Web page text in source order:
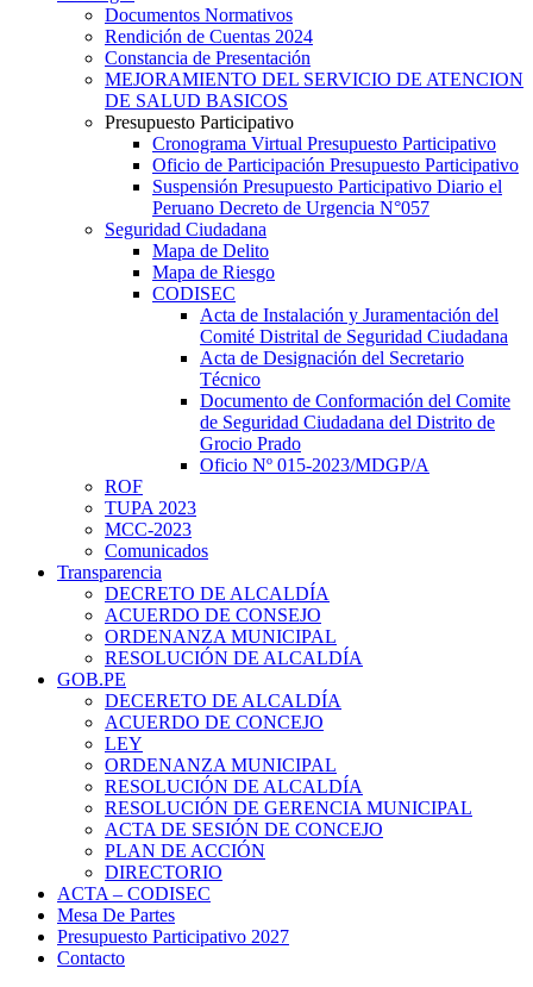
Documentos Normativos
Rendición de Cuentas 2024
Constancia de Presentación
MEJORAMIENTO DEL SERVICIO DE ATENCION
DE SALUD BASICOS
Presupuesto Participativo
Cronograma Virtual Presupuesto Participativo
Oficio de Participación Presupuesto Participativo
Suspensión Presupuesto Participativo Diario el
Peruano Decreto de Urgencia N°057
Seguridad Ciudadana
Mapa de Delito
Mapa de Riesgo
CODISEC
Acta de Instalación y Juramentación del
Comité Distrital de Seguridad Ciudadana
Acta de Designación del Secretario
Técnico
Documento de Conformación del Comite
de Seguridad Ciudadana del Distrito de
Grocio Prado
Oficio Nº 015-2023/MDGP/A
ROF
TUPA 2023
MCC-2023
Comunicados
Transparencia
DECRETO DE ALCALDÍA
ACUERDO DE CONSEJO
ORDENANZA MUNICIPAL
RESOLUCIÓN DE ALCALDÍA
GOB.PE
DECERETO DE ALCALDÍA
ACUERDO DE CONCEJO
LEY
ORDENANZA MUNICIPAL
RESOLUCIÓN DE ALCALDÍA
RESOLUCIÓN DE GERENCIA MUNICIPAL
ACTA DE SESIÓN DE CONCEJO
PLAN DE ACCIÓN
DIRECTORIO
ACTA – CODISEC
Mesa De Partes
Presupuesto Participativo 2027
Contacto